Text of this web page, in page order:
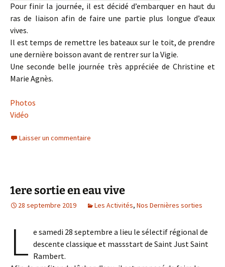
Pour finir la journée, il est décidé d’embarquer en haut du
ras de liaison afin de faire une partie plus longue d’eaux
vives.
Il est temps de remettre les bateaux sur le toit, de prendre
une dernière boisson avant de rentrer sur la Vigie.
Une seconde belle journée très appréciée de Christine et
Marie Agnès.
Photos
Vidéo
Laisser un commentaire
1ere sortie en eau vive
28 septembre 2019 Les Activités, Nos Dernières sorties
L e samedi 28 septembre a lieu le sélectif régional de
descente classique et massstart de Saint Just Saint
Rambert.